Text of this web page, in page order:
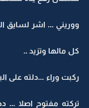
ووريني ... اشر لسايق
كل مالها وتزيد ..
ركبت وراء ...دلته على
تركته مفتوح اصلا ...